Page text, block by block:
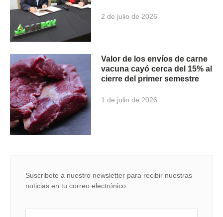
2 de julio de 2026
Valor de los envíos de carne
vacuna cayó cerca del 15% al
cierre del primer semestre
1 de julio de 2026
Suscribete a nuestro newsletter para recibir nuestras
noticias en tu correo electrónico.